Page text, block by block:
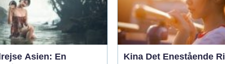
Asien: En
Kina Det Enestående Rige i